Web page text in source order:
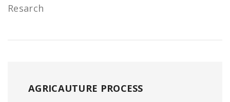
Resarch
AGRICAUTURE PROCESS